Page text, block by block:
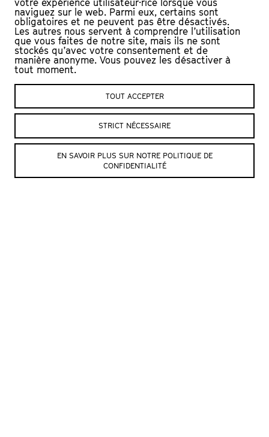
Le Château, CP
1401 Yverdon-les-Bains
Nous contacter :
Billetterie+41 (0)24 423
65 84
Administration
naviguez sur le web. Parmi eux, certains sont
obligatoires et ne peuvent pas être désactivés.
Les autres nous servent à comprendre l’utilisation
que vous faites de notre site, mais ils ne sont
stockés qu’avec votre consentement et de
manière anonyme. Vous pouvez les désactiver à
tout moment.
TOUT ACCEPTER
STRICT NÉCESSAIRE
EN SAVOIR PLUS SUR NOTRE POLITIQUE DE
CONFIDENTIALITÉ